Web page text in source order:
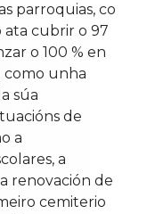
parroquias, co
ata cubrir o 97
o 100 % en
como unha
súa
de
a
a
renovación de
cemiterio